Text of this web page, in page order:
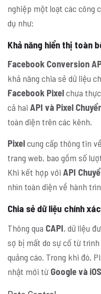
nghiệp một loạt các công
dụ như:
Khả năng hiển thị toàn
Facebook Conversion
khả năng chia sẻ dữ liệu
Facebook Pixelchưa
cả hai API và Pixel
toàn diện trên các kênh.
Pixelcung cấp thông tin
trang web, bao gồm số
Khi kết hợp với API
nhìn toàn diện về hành
Chia sẻ dữ liệu chính xác
Thông qua CAPI, dữ liệu
sợ bị mất do sự cố từ
quảng cáo. Trong khi đó,
nhật mới từ Google và